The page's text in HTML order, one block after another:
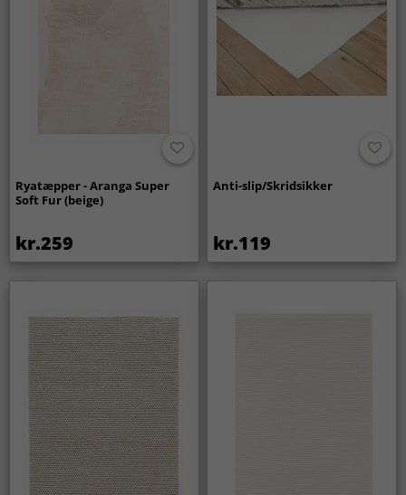
Ryatæpper - Aranga Super
Soft Fur (beige)
kr.259
Anti-slip/Skridsikker
kr.119